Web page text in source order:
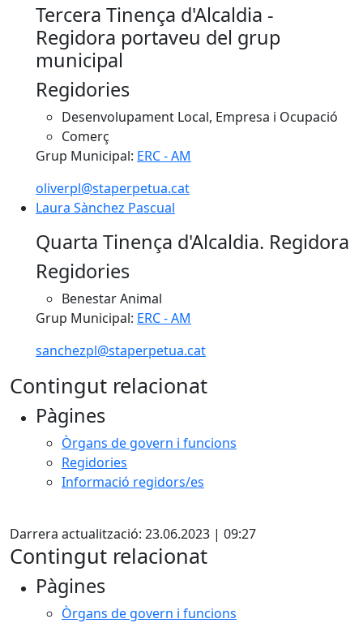
Tercera Tinença d'Alcaldia -
Regidora portaveu del grup
municipal
Regidories
Desenvolupament Local, Empresa i Ocupació
Comerç
Grup Municipal: ERC - AM
oliverpl@staperpetua.cat
Laura Sànchez Pascual
Laura Sànchez Pascual
Quarta Tinença d'Alcaldia. Regidora
Regidories
Benestar Animal
Grup Municipal: ERC - AM
sanchezpl@staperpetua.cat
Contingut relacionat
Pàgines
Òrgans de govern i funcions
Regidories
Informació regidors/es
Darrera actualització: 23.06.2023 | 09:27
Contingut relacionat
Pàgines
Òrgans de govern i funcions